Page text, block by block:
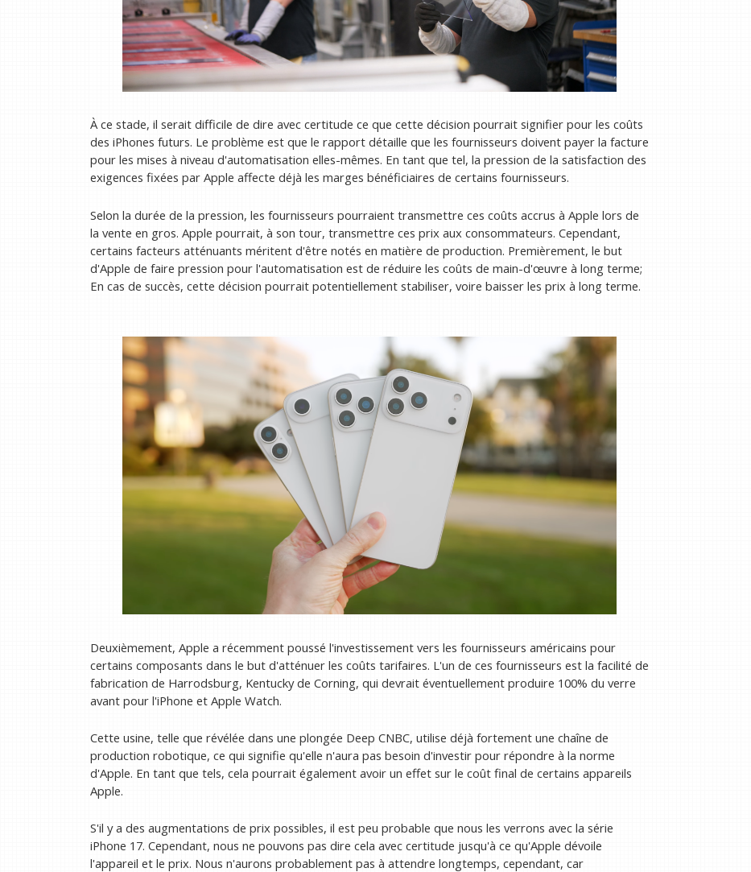
À ce stade, il serait difficile de dire avec certitude ce que cette décision pourrait signifier pour les coûts
des iPhones futurs. Le problème est que le rapport détaille que les fournisseurs doivent payer la facture
pour les mises à niveau d'automatisation elles-mêmes. En tant que tel, la pression de la satisfaction des
exigences fixées par Apple affecte déjà les marges bénéficiaires de certains fournisseurs.
Selon la durée de la pression, les fournisseurs pourraient transmettre ces coûts accrus à Apple lors de
la vente en gros. Apple pourrait, à son tour, transmettre ces prix aux consommateurs. Cependant,
certains facteurs atténuants méritent d'être notés en matière de production. Premièrement, le but
d'Apple de faire pression pour l'automatisation est de réduire les coûts de main-d'œuvre à long terme;
En cas de succès, cette décision pourrait potentiellement stabiliser, voire baisser les prix à long terme.
Deuxièmement, Apple a récemment poussé l'investissement vers les fournisseurs américains pour
certains composants dans le but d'atténuer les coûts tarifaires. L'un de ces fournisseurs est la facilité de
fabrication de Harrodsburg, Kentucky de Corning, qui devrait éventuellement produire 100% du verre
avant pour l'iPhone et Apple Watch.
Cette usine, telle que révélée dans une plongée Deep CNBC, utilise déjà fortement une chaîne de
production robotique, ce qui signifie qu'elle n'aura pas besoin d'investir pour répondre à la norme
d'Apple. En tant que tels, cela pourrait également avoir un effet sur le coût final de certains appareils
Apple.
S'il y a des augmentations de prix possibles, il est peu probable que nous les verrons avec la série
iPhone 17. Cependant, nous ne pouvons pas dire cela avec certitude jusqu'à ce qu'Apple dévoile
l'appareil et le prix. Nous n'aurons probablement pas à attendre longtemps, cependant, car